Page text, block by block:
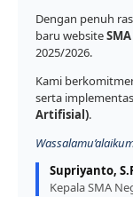
Dengan penuh
baru website
2025/2026.
Kami
serta
Artifisial).
Supriyanto,
Kepala SMA